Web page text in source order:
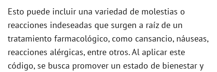
Esto puede incluir una variedad de molestias o
reacciones indeseadas que surgen a raíz de un
tratamiento farmacológico, como cansancio, náuseas,
reacciones alérgicas, entre otros. Al aplicar este
código, se busca promover un estado de bienestar y